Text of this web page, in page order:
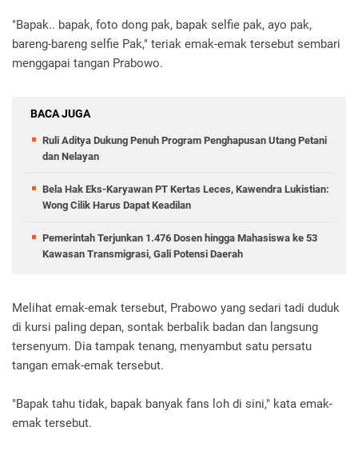
"Bapak.. bapak, foto dong pak, bapak selfie pak, ayo pak,
bareng-bareng selfie Pak," teriak emak-emak tersebut sembari
menggapai tangan Prabowo.
BACA JUGA
Ruli Aditya Dukung Penuh Program Penghapusan Utang Petani
dan Nelayan
Bela Hak Eks-Karyawan PT Kertas Leces, Kawendra Lukistian:
Wong Cilik Harus Dapat Keadilan
Pemerintah Terjunkan 1.476 Dosen hingga Mahasiswa ke 53
Kawasan Transmigrasi, Gali Potensi Daerah
Melihat emak-emak tersebut, Prabowo yang sedari tadi duduk
di kursi paling depan, sontak berbalik badan dan langsung
tersenyum. Dia tampak tenang, menyambut satu persatu
tangan emak-emak tersebut.
"Bapak tahu tidak, bapak banyak fans loh di sini," kata emak-
emak tersebut.